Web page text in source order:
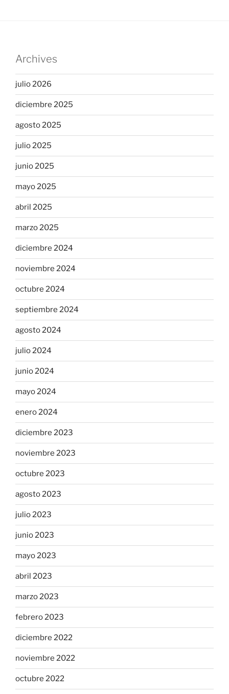
Archives
julio 2026
diciembre 2025
agosto 2025
julio 2025
junio 2025
mayo 2025
abril 2025
marzo 2025
diciembre 2024
noviembre 2024
octubre 2024
septiembre 2024
agosto 2024
julio 2024
junio 2024
mayo 2024
enero 2024
diciembre 2023
noviembre 2023
octubre 2023
agosto 2023
julio 2023
junio 2023
mayo 2023
abril 2023
marzo 2023
febrero 2023
diciembre 2022
noviembre 2022
octubre 2022